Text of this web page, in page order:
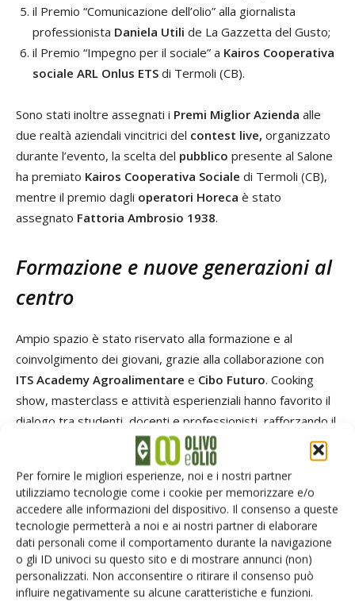
Per fornire le migliori esperienze, noi e i nostri partner
utilizziamo tecnologie come i cookie per memorizzare e/o
accedere alle informazioni del dispositivo. Il consenso a queste
tecnologie permetterà a noi e ai nostri partner di elaborare
dati personali come il comportamento durante la navigazione
o gli ID univoci su questo sito e di mostrare annunci (non)
personalizzati. Non acconsentire o ritirare il consenso può
influire negativamente su alcune caratteristiche e funzioni.
il Premio “Comunicazione dell’olio” alla giornalista
professionista Daniela Utili de La Gazzetta del Gusto;
il Premio “Impegno per il sociale” a Kairos Cooperativa
sociale ARL Onlus ETS di Termoli (CB).
Sono stati inoltre assegnati i Premi Miglior Azienda alle
due realtà aziendali vincitrici del contest live, organizzato
durante l’evento, la scelta del pubblico presente al Salone
ha premiato Kairos Cooperativa Sociale di Termoli (CB),
mentre il premio dagli operatori Horeca è stato
assegnato Fattoria Ambrosio 1938.
Formazione e nuove generazioni al
centro
Ampio spazio è stato riservato alla formazione e al
coinvolgimento dei giovani, grazie alla collaborazione con
ITS Academy Agroalimentare e Cibo Futuro. Cooking
show, masterclass e attività esperienziali hanno favorito il
dialogo tra studenti, docenti e professionisti, rafforzando il
legame tra olio extravergine e futuro delle professioni
Infine,L’Olive Jam Session, altra iniziativa di Evoluzione, ha
visto gli studenti dei Centri di Formazione Metropolitana di
Roma Capitale (CMFP) e IPSEOA Pellegrino Artusi
cimentarsi nella preparazione estemporanea di ricette e
abbinamenti gastronomici.